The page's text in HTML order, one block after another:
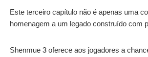
Este terceiro capítulo não é apenas uma
homenagem a um legado construído com
Shenmue 3 oferece aos jogadores a